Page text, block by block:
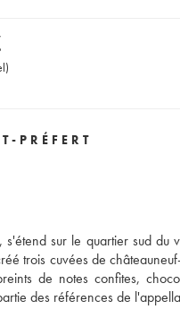
)
PRÉFERT
sur le quartier sud du
trois cuvées de
de notes confites,
des références de